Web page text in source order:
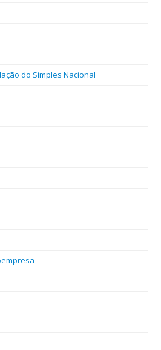
do Simples Nacional